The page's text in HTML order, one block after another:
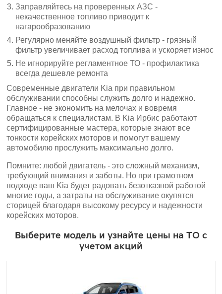
Заправляйтесь на проверенных АЗС -
некачественное топливо приводит к
нагарообразованию
Регулярно меняйте воздушный фильтр - грязный
фильтр увеличивает расход топлива и ускоряет износ
Не игнорируйте регламентное ТО - профилактика
всегда дешевле ремонта
Современные двигатели Kia при правильном
обслуживании способны служить долго и надежно.
Главное - не экономить на мелочах и вовремя
обращаться к специалистам. В Kia Ирбис работают
сертифицированные мастера, которые знают все
тонкости корейских моторов и помогут вашему
автомобилю прослужить максимально долго.
Помните: любой двигатель - это сложный механизм,
требующий внимания и заботы. Но при грамотном
подходе ваш Kia будет радовать безотказной работой
многие годы, а затраты на обслуживание окупятся
сторицей благодаря высокому ресурсу и надежности
корейских моторов.
Выберите модель и узнайте цены на ТО с
учетом акций